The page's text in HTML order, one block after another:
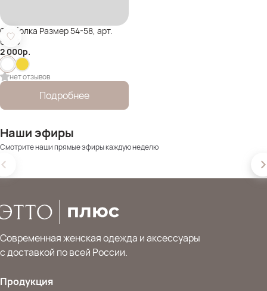
Футболка Размер 54-58, арт.
6563
2 000р.
нет отзывов
Подробнее
Наши эфиры
Смотрите наши прямые эфиры каждую неделю
Современная женская одежда и аксессуары
с доставкой по всей России.
Продукция